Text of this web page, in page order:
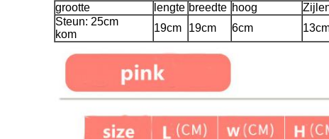
grootte
lengte breedte hoog
Steun: 25cm
kom
19cm 19cm 6cm